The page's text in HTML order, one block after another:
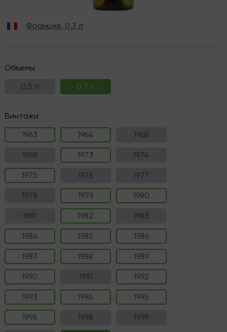
Франция, 0.7 л
Объемы
0.5 л
0.7 л
Винтажи
1963
1964 1968
1969 1973 1974
1975 1976 1977
1978 1979 1980
1981 1982 1983
1984 1985 1986
1987 1988 1989
1990 1991 1992
1993 1994 1995
1996 1998 1999